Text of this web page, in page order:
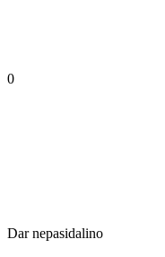
0
Dar nepasidalino